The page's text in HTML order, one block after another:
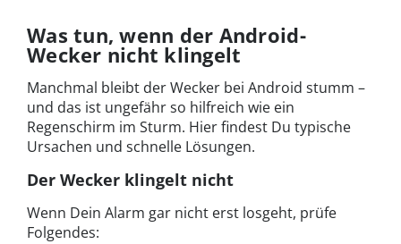
Was tun, wenn der Android-
Wecker nicht klingelt
Manchmal bleibt der Wecker bei Android stumm –
und das ist ungefähr so hilfreich wie ein
Regenschirm im Sturm. Hier findest Du typische
Ursachen und schnelle Lösungen.
Der Wecker klingelt nicht
Wenn Dein Alarm gar nicht erst losgeht, prüfe
Folgendes: